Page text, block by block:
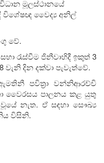
මූලස්ථානයේ
විශේෂඥ වෛද්‍ය අනිල්
වේ.
රැස්වීම ජිනීවාහිදී ඉකුත් 3
දින දක්වා පැවැත්වේ.
පවිත්‍රා වන්නිආරච්චි
වෛරසය පාලනය කළ යුතු
නැත. ඒ සඳහා සෞඛ්‍ය
විසිනි.